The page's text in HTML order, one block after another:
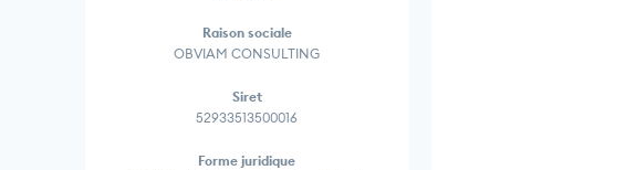
Raison sociale
OBVIAM CONSULTING
Siret
52933513500016
Forme juridique